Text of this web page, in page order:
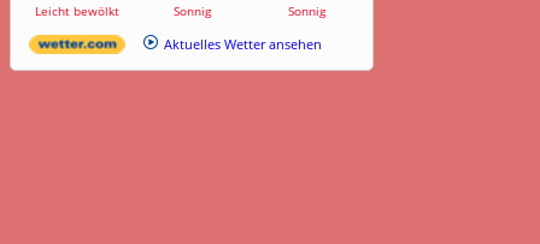
Leicht bewölkt Sonnig Sonnig
Aktuelles Wetter ansehen